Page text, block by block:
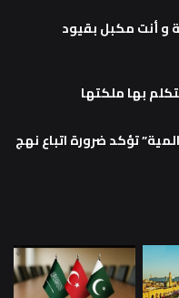
و أنت مكبل بقيود
بها ملكتها
تؤكد ضرورة اتباع نهج